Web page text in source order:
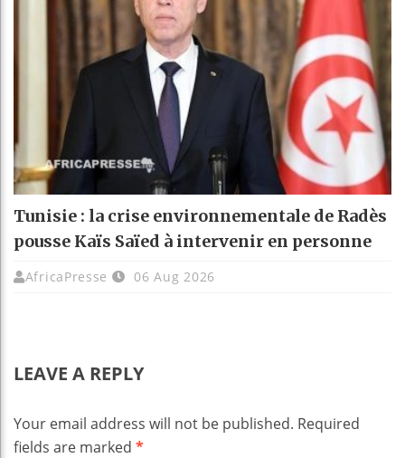
Tunisie : la crise environnementale de Radès
pousse Kaïs Saïed à intervenir en personne
AfricaPresse 06 Aug 2026
LEAVE A REPLY
Your email address will not be published. Required
fields are marked *